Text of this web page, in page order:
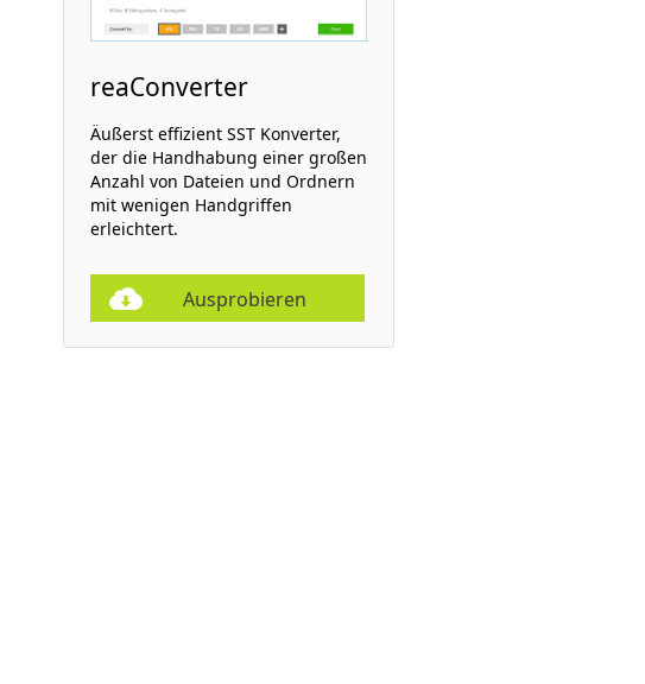
reaConverter
Äußerst effizient SST Konverter,
der die Handhabung einer großen
Anzahl von Dateien und Ordnern
mit wenigen Handgriffen
erleichtert.
Ausprobieren